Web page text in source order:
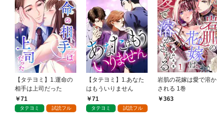
【タテヨミ】1.運命の
相手は上司だった
71
タテヨミ 試読フル
【タテヨミ】1.あなた
はもういりません
71
タテヨミ 試読フル
岩肌の花嫁は愛で溶か
される 1巻
363